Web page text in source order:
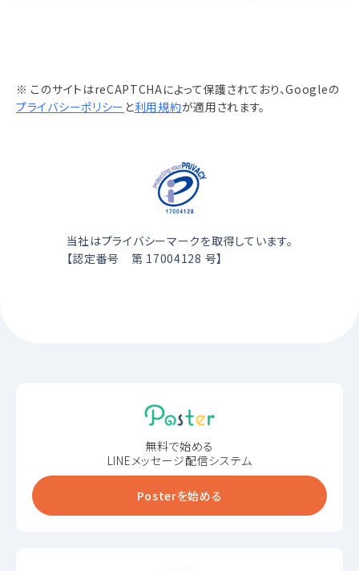
※ このサイトはreCAPTCHAによって保護されており、Googleの
プライバシーポリシー と利用規約が適用されます。
当社はプライバシーマークを取得しています。
【認定番号 第 17004128 号】
無料で始める
LINEメッセージ配信システム
Posterを始める